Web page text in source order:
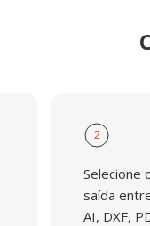
2
Selecione
saída
AI, DXF,